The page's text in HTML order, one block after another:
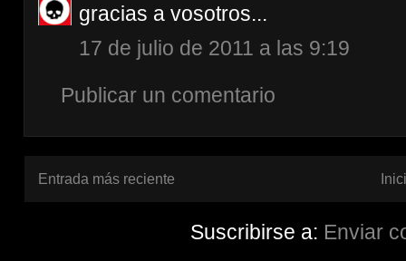
gracias a vosotros...
17 de julio de 2011 a las 9:19
Publicar un comentario
Entrada más reciente
Suscribirse a: Enviar